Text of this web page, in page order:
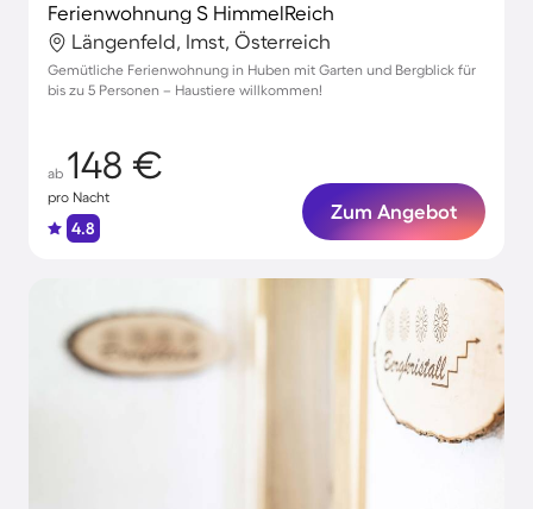
Ferienwohnung S HimmelReich
Längenfeld, Imst, Österreich
Gemütliche Ferienwohnung in Huben mit Garten und Bergblick für
bis zu 5 Personen – Haustiere willkommen!
ab 148 €
pro Nacht
4.8
Zum Angebot